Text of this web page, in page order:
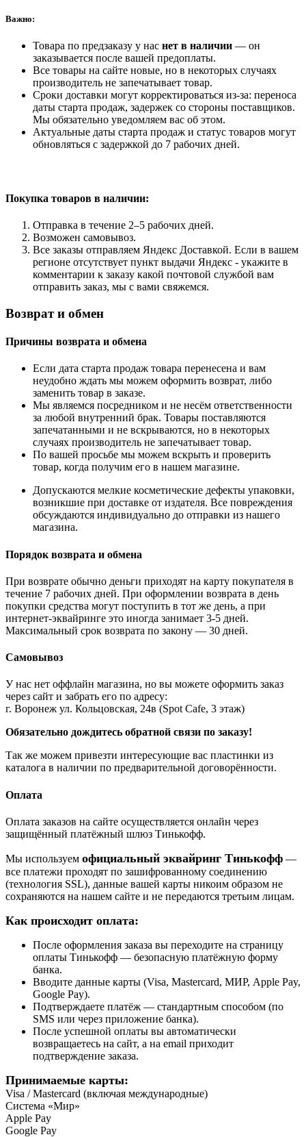
Важно:
Товара по предзаказу у нас нет в наличии — он
заказывается после вашей предоплаты.
Все товары на сайте новые, но в некоторых случаях
производитель не запечатывает товар.
Сроки доставки могут корректироваться из-за: переноса
даты старта продаж, задержек со стороны поставщиков.
Мы обязательно уведомляем вас об этом.
Актуальные даты старта продаж и статус товаров могут
обновляться с задержкой до 7 рабочих дней.
Покупка товаров в наличии:
Отправка в течение 2–5 рабочих дней.
Возможен самовывоз.
Все заказы отправляем Яндекс Доставкой. Если в вашем
регионе отсутствует пункт выдачи Яндекс - укажите в
комментарии к заказу какой почтовой службой вам
отправить заказ, мы с вами свяжемся.
Возврат и обмен
Причины возврата и обмена
Если дата старта продаж товара перенесена и вам
неудобно ждать мы можем оформить возврат, либо
заменить товар в заказе.
Мы являемся посредником и не несём ответственности
за любой внутренний брак. Товары поставляются
запечатанными и не вскрываются, но в некоторых
случаях производитель не запечатывает товар.
По вашей просьбе мы можем вскрыть и проверить
товар, когда получим его в нашем магазине.
Допускаются мелкие косметические дефекты упаковки,
возникшие при доставке от издателя. Все повреждения
обсуждаются индивидуально до отправки из нашего
магазина.
Порядок возврата и обмена
При возврате обычно деньги приходят на карту покупателя в
течение 7 рабочих дней. При оформлении возврата в день
покупки средства могут поступить в тот же день, а при
интернет-эквайринге это иногда занимает 3-5 дней.
Максимальный срок возврата по закону — 30 дней.
Самовывоз
У нас нет оффлайн магазина, но вы можете оформить заказ
через сайт и забрать его по адресу:
г. Воронеж ул. Кольцовская, 24в (Spot Cafe, 3 этаж)
Обязательно дождитесь обратной связи по заказу!
Так же можем привезти интересующие вас пластинки из
каталога в наличии по предварительной договорённости.
Оплата
Оплата заказов на сайте осуществляется онлайн через
защищённый платёжный шлюз Тинькофф.
Мы используем официальный эквайринг Тинькофф —
все платежи проходят по зашифрованному соединению
(технология SSL), данные вашей карты никоим образом не
сохраняются на нашем сайте и не передаются третьим лицам.
Как происходит оплата:
После оформления заказа вы переходите на страницу
оплаты Тинькофф — безопасную платёжную форму
банка.
Вводите данные карты (Visa, Mastercard, МИР, Apple Pay,
Google Pay).
Подтверждаете платёж — стандартным способом (по
SMS или через приложение банка).
После успешной оплаты вы автоматически
возвращаетесь на сайт, а на email приходит
подтверждение заказа.
Принимаемые карты:
Visa / Mastercard (включая международные)
Система «Мир»
Apple Pay
Google Pay